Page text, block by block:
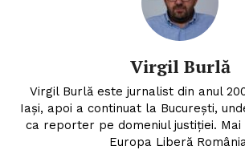
Virgil Burlă
Virgil Burlă este jurnalist din anul
Iași, apoi a continuat la București,
ca reporter pe domeniul justiției. Mai
Europa Liberă